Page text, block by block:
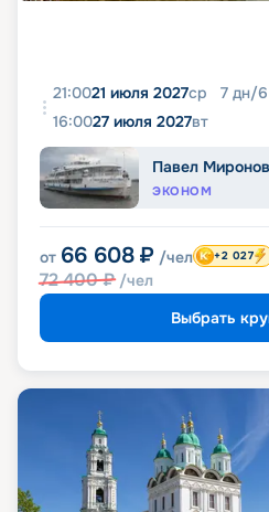
21:0021 июля 2027ср 7 дн/6
16:0027 июля 2027вт
Павел Миронов
ЭКОНОМ
от 66 608 ₽ /чел
72 400₽ /чел
+2 027
Выбрать